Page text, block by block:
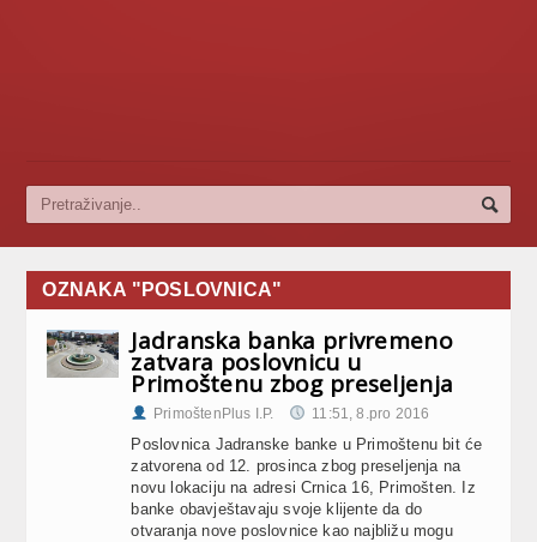
OZNAKA "POSLOVNICA"
Jadranska banka privremeno
zatvara poslovnicu u
Primoštenu zbog preseljenja
PrimoštenPlus I.P. 11:51, 8.pro 2016
Poslovnica Jadranske banke u Primoštenu bit će
zatvorena od 12. prosinca zbog preseljenja na
novu lokaciju na adresi Crnica 16, Primošten. Iz
banke obavještavaju svoje klijente da do
otvaranja nove poslovnice kao najbližu mogu